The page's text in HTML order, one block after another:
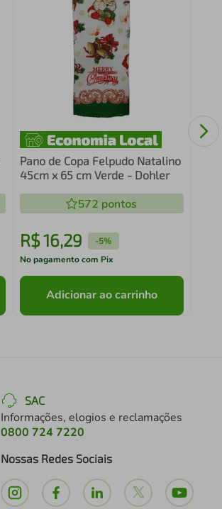
Pano de Copa Felpudo Natalino
45cm x 65 cm Verde - Dohler
572 pontos
R$16,29 -5%
No pagamento com Pix
Adicionar ao carrinho
SAC
Informações, elogios e reclamações
0800 724 7220
Nossas Redes Sociais